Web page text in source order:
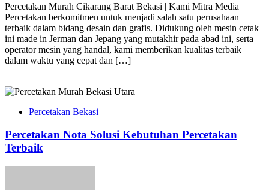
Percetakan Murah Cikarang Barat Bekasi | Kami Mitra Media
Percetakan berkomitmen untuk menjadi salah satu perusahaan
terbaik dalam bidang desain dan grafis. Didukung oleh mesin cetak
ini made in Jerman dan Jepang yang mutakhir pada abad ini, serta
operator mesin yang handal, kami memberikan kualitas terbaik
dalam waktu yang cepat dan […]
Percetakan Bekasi
Percetakan Nota Solusi Kebutuhan Percetakan
Terbaik